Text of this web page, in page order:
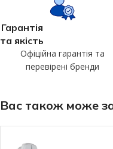
Гарантія
та якість
Офіційна гарантія та
перевірені бренди
Вас також може